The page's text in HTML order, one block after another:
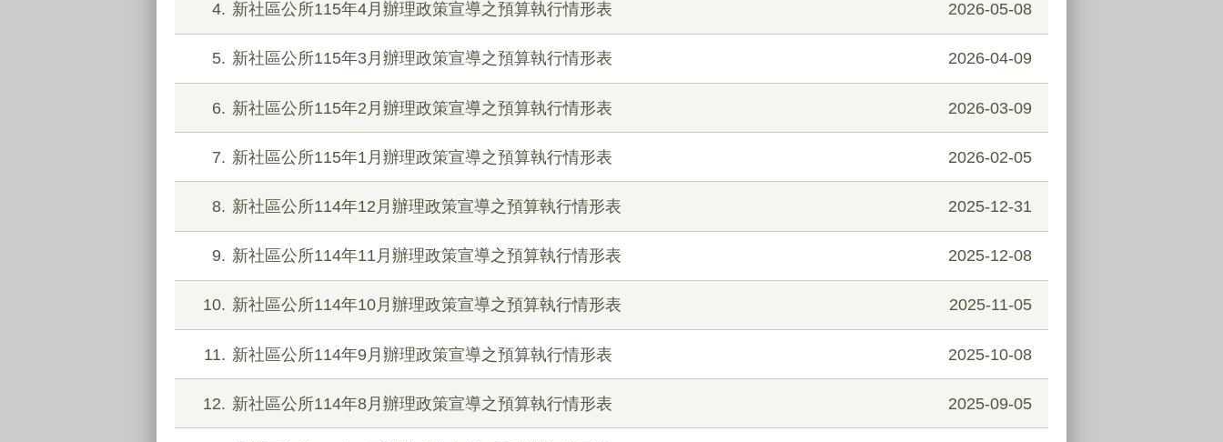
4 新社區公所115年4月辦理政策宣導之預算執行情形表 2026-05-08
5 新社區公所115年3月辦理政策宣導之預算執行情形表 2026-04-09
6 新社區公所115年2月辦理政策宣導之預算執行情形表 2026-03-09
7 新社區公所115年1月辦理政策宣導之預算執行情形表 2026-02-05
8 新社區公所114年12月辦理政策宣導之預算執行情形表 2025-12-31
9 新社區公所114年11月辦理政策宣導之預算執行情形表 2025-12-08
10 新社區公所114年10月辦理政策宣導之預算執行情形表 2025-11-05
11 新社區公所114年9月辦理政策宣導之預算執行情形表 2025-10-08
12 新社區公所114年8月辦理政策宣導之預算執行情形表 2025-09-05